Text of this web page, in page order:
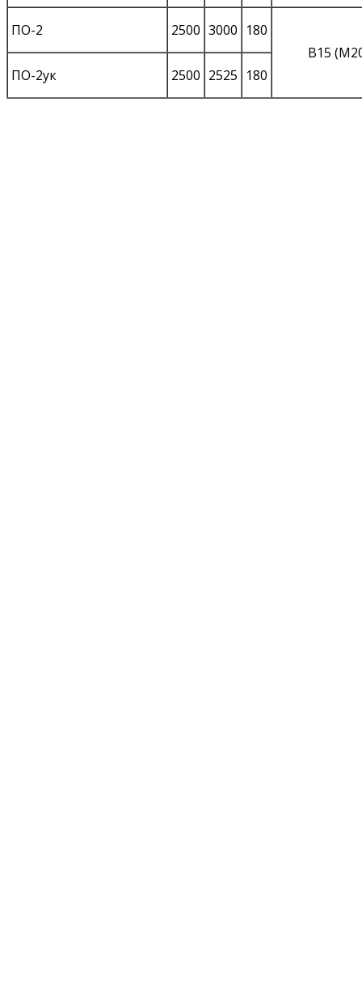
ПО-2 2500 3000 180
В15
ПО-2ук
2500 2525 180